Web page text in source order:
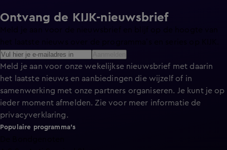
Ontvang de KIJK-nieuwsbrief
Meld je aan voor de nieuwsbrief en blijf op de hoogte van
Meld je aan voor onze wekelijkse nieuwsbrief met daarin
het laatste nieuws en aanbiedingen die wijzelf of in
samenwerking met onze partners organiseren. Je kunt je op
ieder moment afmelden. Zie voor meer informatie de
privacyverklaring.
Populaire programma's